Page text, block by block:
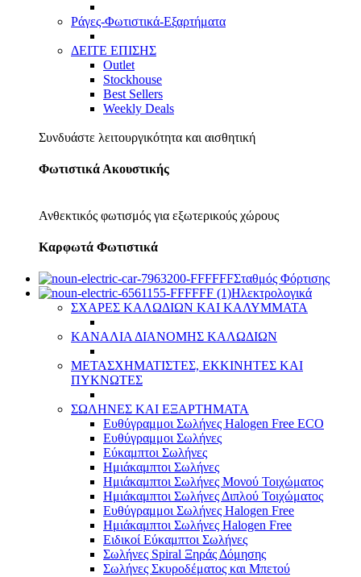
Ράγες-Φωτιστικά-Εξαρτήματα
ΔΕΙΤΕ ΕΠΙΣΗΣ
Outlet
Stockhouse
Best Sellers
Weekly Deals
Συνδυάστε λειτουργικότητα και αισθητική
Φωτιστικά Ακουστικής
Ανθεκτικός φωτισμός για εξωτερικούς χώρους
Καρφωτά Φωτιστικά
Σταθμός Φόρτισης
Ηλεκτρολογικά
ΣΧΑΡΕΣ ΚΑΛΩΔΙΩΝ ΚΑΙ ΚΑΛΥΜΜΑΤΑ
ΚΑΝΑΛΙΑ ΔΙΑΝΟΜΗΣ ΚΑΛΩΔΙΩΝ
ΜΕΤΑΣΧΗΜΑΤΙΣΤΕΣ, ΕΚΚΙΝΗΤΕΣ ΚΑΙ
ΠΥΚΝΩΤΕΣ
ΣΩΛΗΝΕΣ ΚΑΙ ΕΞΑΡΤΗΜΑΤΑ
Ευθύγραμμοι Σωλήνες Halogen Free ECO
Ευθύγραμμοι Σωλήνες
Εύκαμπτοι Σωλήνες
Ημιάκαμπτοι Σωλήνες
Ημιάκαμπτοι Σωλήνες Μονού Τοιχώματος
Ημιάκαμπτοι Σωλήνες Διπλού Τοιχώματος
Ευθύγραμμοι Σωλήνες Halogen Free
Ημιάκαμπτοι Σωλήνες Halogen Free
Ειδικοί Εύκαμπτοι Σωλήνες
Σωλήνες Spiral Ξηράς Δόμησης
Σωλήνες Σκυροδέματος και Μπετού